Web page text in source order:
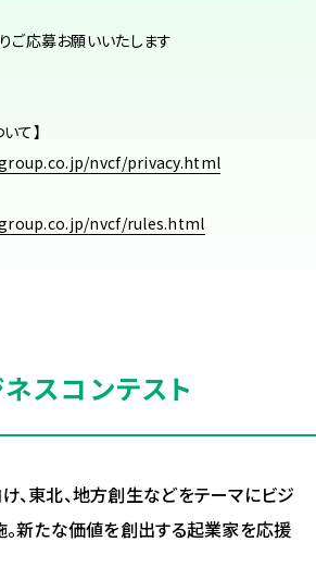
ご応募お願いいたします
て】
nvcf/privacy.html
nvcf/rules.html
スコンテスト
、東北、地方創生などをテーマにビジ
。新たな価値を創出する起業家を応援